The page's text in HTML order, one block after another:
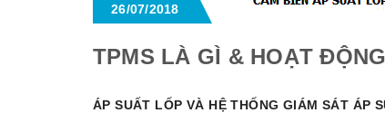
26/07/2018
TPMS LÀ GÌ & HOẠT
ÁP SUẤT LỐP VÀ HỆ THỐNG GIÁM SÁT ÁP